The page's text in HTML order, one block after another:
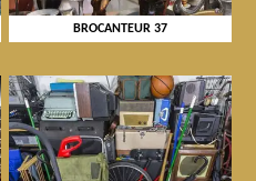
BROCANTEUR 37